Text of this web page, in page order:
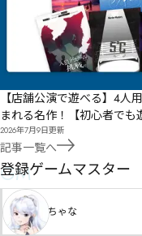
【店舗公演で遊べる】4人
まれる名作！【初心者でも
2026年7月9日更新
記事一覧へ
GM
登録ゲームマスター
ちゃな